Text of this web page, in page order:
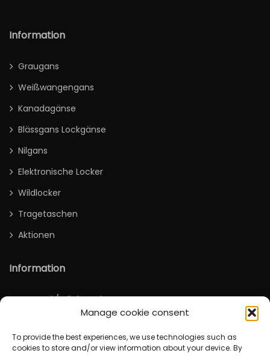
Manage cookie consent
To provide the best experiences, we use technologies such as
cookies to store and/or view information about your device. By
Information
Graugans
Weißwangengans
Kanadagänse
Blässgans Lockgänse
Nilgans
Elektronische Locker
Wildlocker
Tragetaschen
Aktionen
Information
Versand / Rücksendung
Deutsch